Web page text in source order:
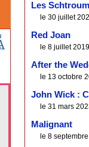
Les
le 30 juillet
Red Joan
le 8 juillet 2019
After the
le 13 octobre
John Wick :
le 31 mars
Malignant
le 8